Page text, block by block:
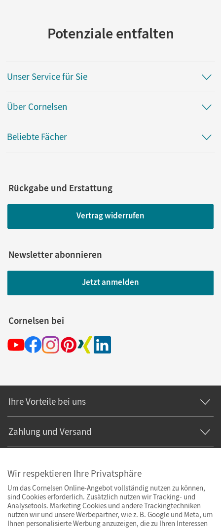
Potenziale entfalten
Unser Service für Sie
Über Cornelsen
Beliebte Fächer
Rückgabe und Erstattung
Vertrag widerrufen
Newsletter abonnieren
Jetzt anmelden
Cornelsen bei
Ihre Vorteile bei uns
Zahlung und Versand
Wir respektieren Ihre Privatsphäre
Um das Cornelsen Online-Angebot vollständig nutzen zu können,
sind Cookies erforderlich. Zusätzlich nutzen wir Tracking- und
Analysetools. Marketing Cookies und andere Trackingtechniken
nutzen wir und unsere Werbepartner, wie z. B. Google und Meta, um
Ihnen personalisierte Werbung anzuzeigen, die zu Ihren Interessen